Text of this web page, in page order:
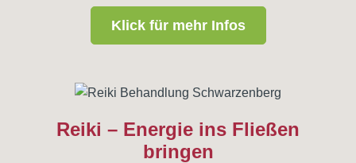
Klick für mehr Infos
Reiki – Energie ins Fließen
bringen